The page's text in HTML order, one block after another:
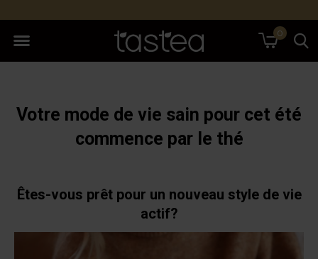
0
Votre mode de vie sain pour cet été
commence par le thé
Êtes-vous prêt pour un nouveau style de vie
actif?